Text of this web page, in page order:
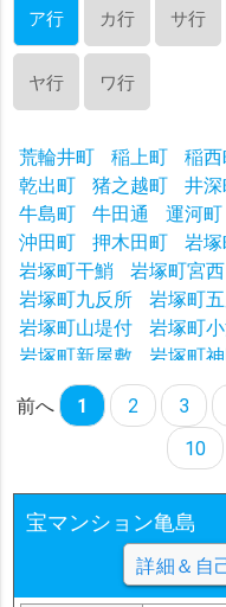
ア行 カ行 サ行
ヤ行 ワ行
荒輪井町 稲上町 稲
乾出町
猪之越町 井
牛島町
牛田通 運河町
沖田町
押木田町 岩
岩塚町干鮹
岩塚町宮西
岩塚町九反所
岩塚町
岩塚町山堤付
岩塚町
岩塚町新屋敷
岩塚町
岩塚町大池
岩塚町茶ノ
岩塚町流レ
岩塚町竜子
前へ 1 2 3
10
宝マンション亀島
詳細＆自